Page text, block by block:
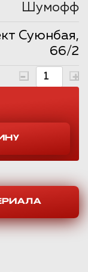
Шумофф
Суюнбая,
66/2